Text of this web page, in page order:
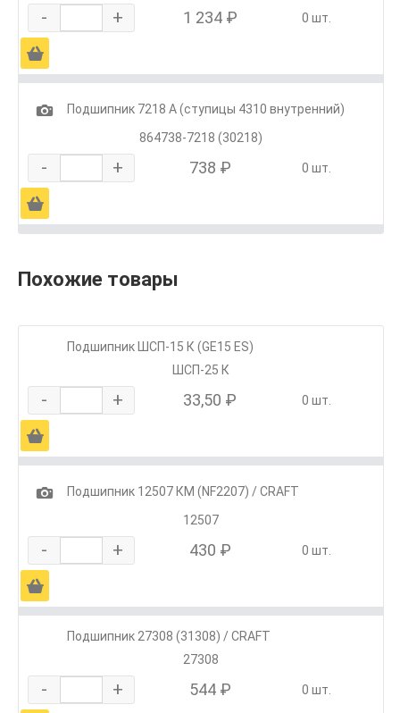
- + 1 234 ₽ 0 шт.
Ä
1
Подшипник 7218 А (ступицы 4310 внутренний)
864738-7218 (30218)
- + 738 ₽ 0 шт.
Ä
Похожие товары
Подшипник ШСП-15 К (GE15 ES)
ШСП-25 К
- + 33,50 ₽ 0 шт.
Ä
1
Подшипник 12507 КМ (NF2207) / CRAFT
12507
- + 430 ₽ 0 шт.
Ä
Подшипник 27308 (31308) / CRAFT
27308
- + 544 ₽ 0 шт.